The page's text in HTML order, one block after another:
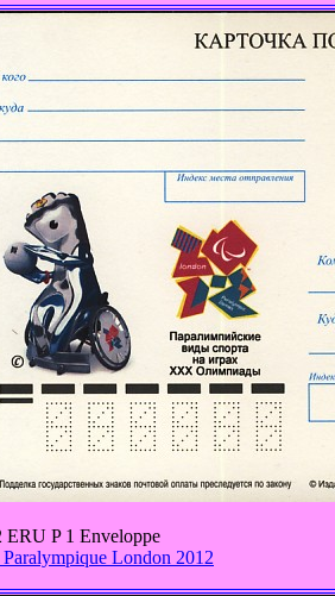
ERU P 1 Enveloppe
Paralympique London 2012